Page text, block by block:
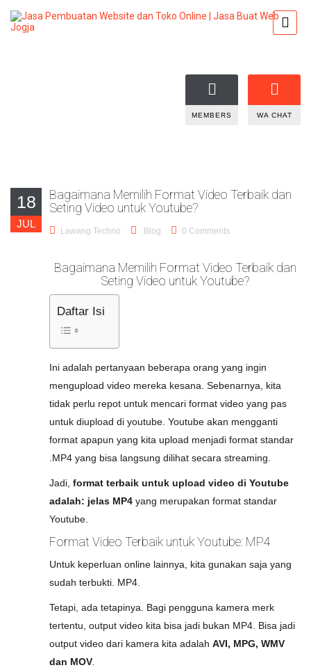
MEMBERS WA CHAT
18
JUL
Bagaimana Memilih Format Video Terbaik dan
Seting Video untuk Youtube?
Lawang Techno Blog 0 Comments
Bagaimana Memilih Format Video Terbaik dan
Seting Video untuk Youtube?
Daftar Isi
Ini adalah pertanyaan beberapa orang yang ingin
mengupload video mereka kesana. Sebenarnya, kita
tidak perlu repot untuk mencari format video yang pas
untuk diupload di youtube. Youtube akan mengganti
format apapun yang kita upload menjadi format standar
.MP4 yang bisa langsung dilihat secara streaming.
Jadi, format terbaik untuk upload video di Youtube
adalah: jelas MP4 yang merupakan format standar
Youtube.
Format Video Terbaik untuk Youtube: MP4
Untuk keperluan online lainnya, kita gunakan saja yang
sudah terbukti. MP4.
Tetapi, ada tetapinya. Bagi pengguna kamera merk
tertentu, output video kita bisa jadi bukan MP4. Bisa jadi
output video dari kamera kita adalah AVI, MPG, WMV
dan MOV